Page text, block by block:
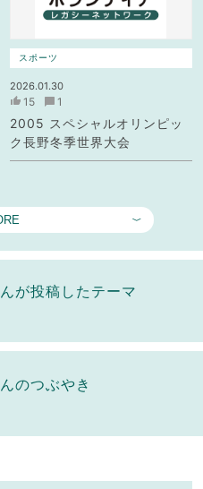
スポーツ
2026.01.30
15 1
2005 スペシャルオリンピッ
ク長野冬季世界大会
が投稿したテーマ
のつぶやき